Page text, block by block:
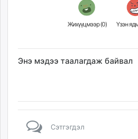
Жихүүцмээр (0)
Энэ мэдээ таалагдаж байвал
Сэтгэгдэл